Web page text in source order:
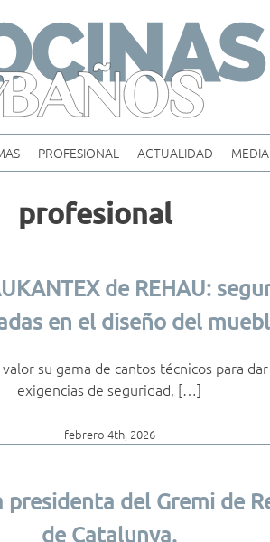
content
PROFESIONAL ACTUALIDAD
profesional
de REHAU:
en el diseño del
su gama de cantos técnicos para
exigencias de seguridad, […]
febrero 4th, 2026
presidenta del Gremi de
de Catalunya.